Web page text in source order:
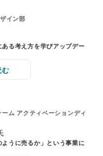
イン部
る考え方を学びアップデー
む
アクティベーションディ
うに売るか」という事業に